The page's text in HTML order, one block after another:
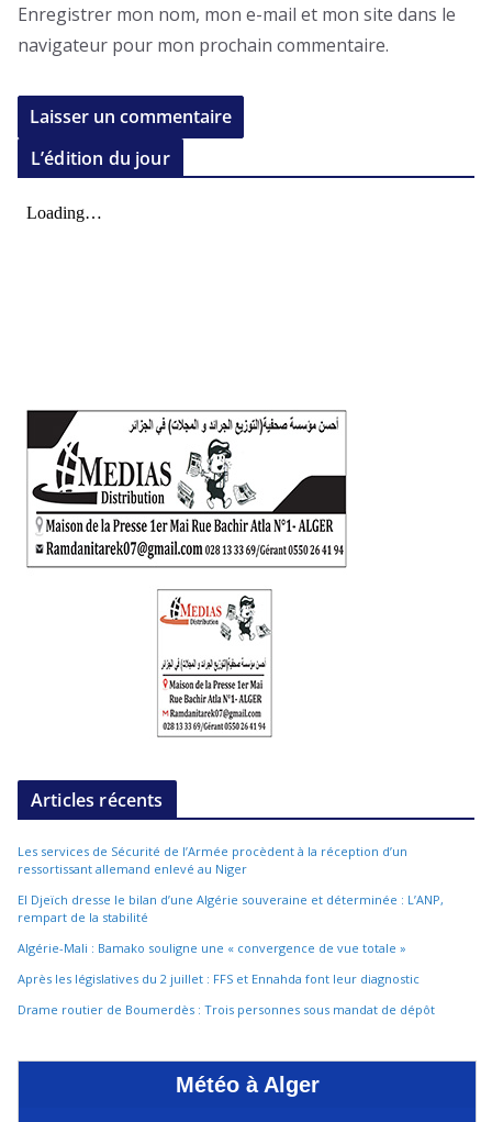
Enregistrer mon nom, mon e-mail et mon site dans le
navigateur pour mon prochain commentaire.
L’édition du jour
Articles récents
Les services de Sécurité de l’Armée procèdent à la réception d’un
ressortissant allemand enlevé au Niger
El Djeïch dresse le bilan d’une Algérie souveraine et déterminée : L’ANP,
rempart de la stabilité
Algérie-Mali : Bamako souligne une « convergence de vue totale »
Après les législatives du 2 juillet : FFS et Ennahda font leur diagnostic
Drame routier de Boumerdès : Trois personnes sous mandat de dépôt
Météo à Alger